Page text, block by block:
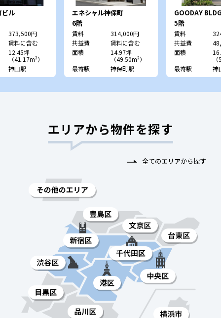
ビル
373,500円
賃料に含む
12.45坪
（41.17m²）
神田駅
エネシャル神保町
6階
賃料
314,000円
共益費
賃料に含む
面積
14.97坪
（49.50m²）
最寄駅
神保町駅
GOODAY
AKIHABARA
5階
賃料
共益費
面積
最寄駅
神
エリアから物件を探す
全てのエリアから探す